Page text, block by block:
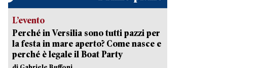
L’evento
Perché in Versilia sono tutti pazzi per
la festa in mare aperto? Come nasce e
perché è legale il Boat Party